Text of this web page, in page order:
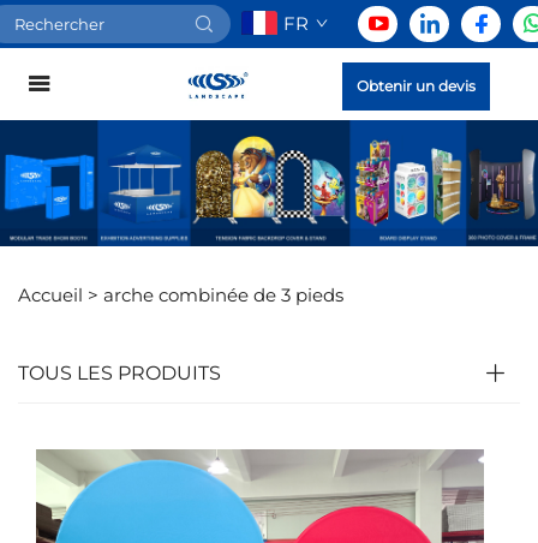
FR
Obtenir un devis
Accueil > arche combinée de 3 pieds
TOUS LES PRODUITS